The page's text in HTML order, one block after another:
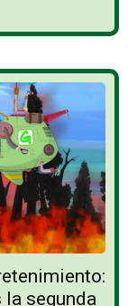
la segunda